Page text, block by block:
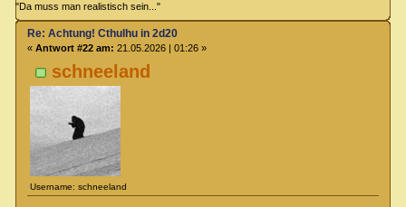
"Da muss man realistisch sein..."
schneeland
Username: schneeland
Re: Achtung! Cthulhu in 2d20
« Antwort #22 am: 21.05.2026 | 01:26 »